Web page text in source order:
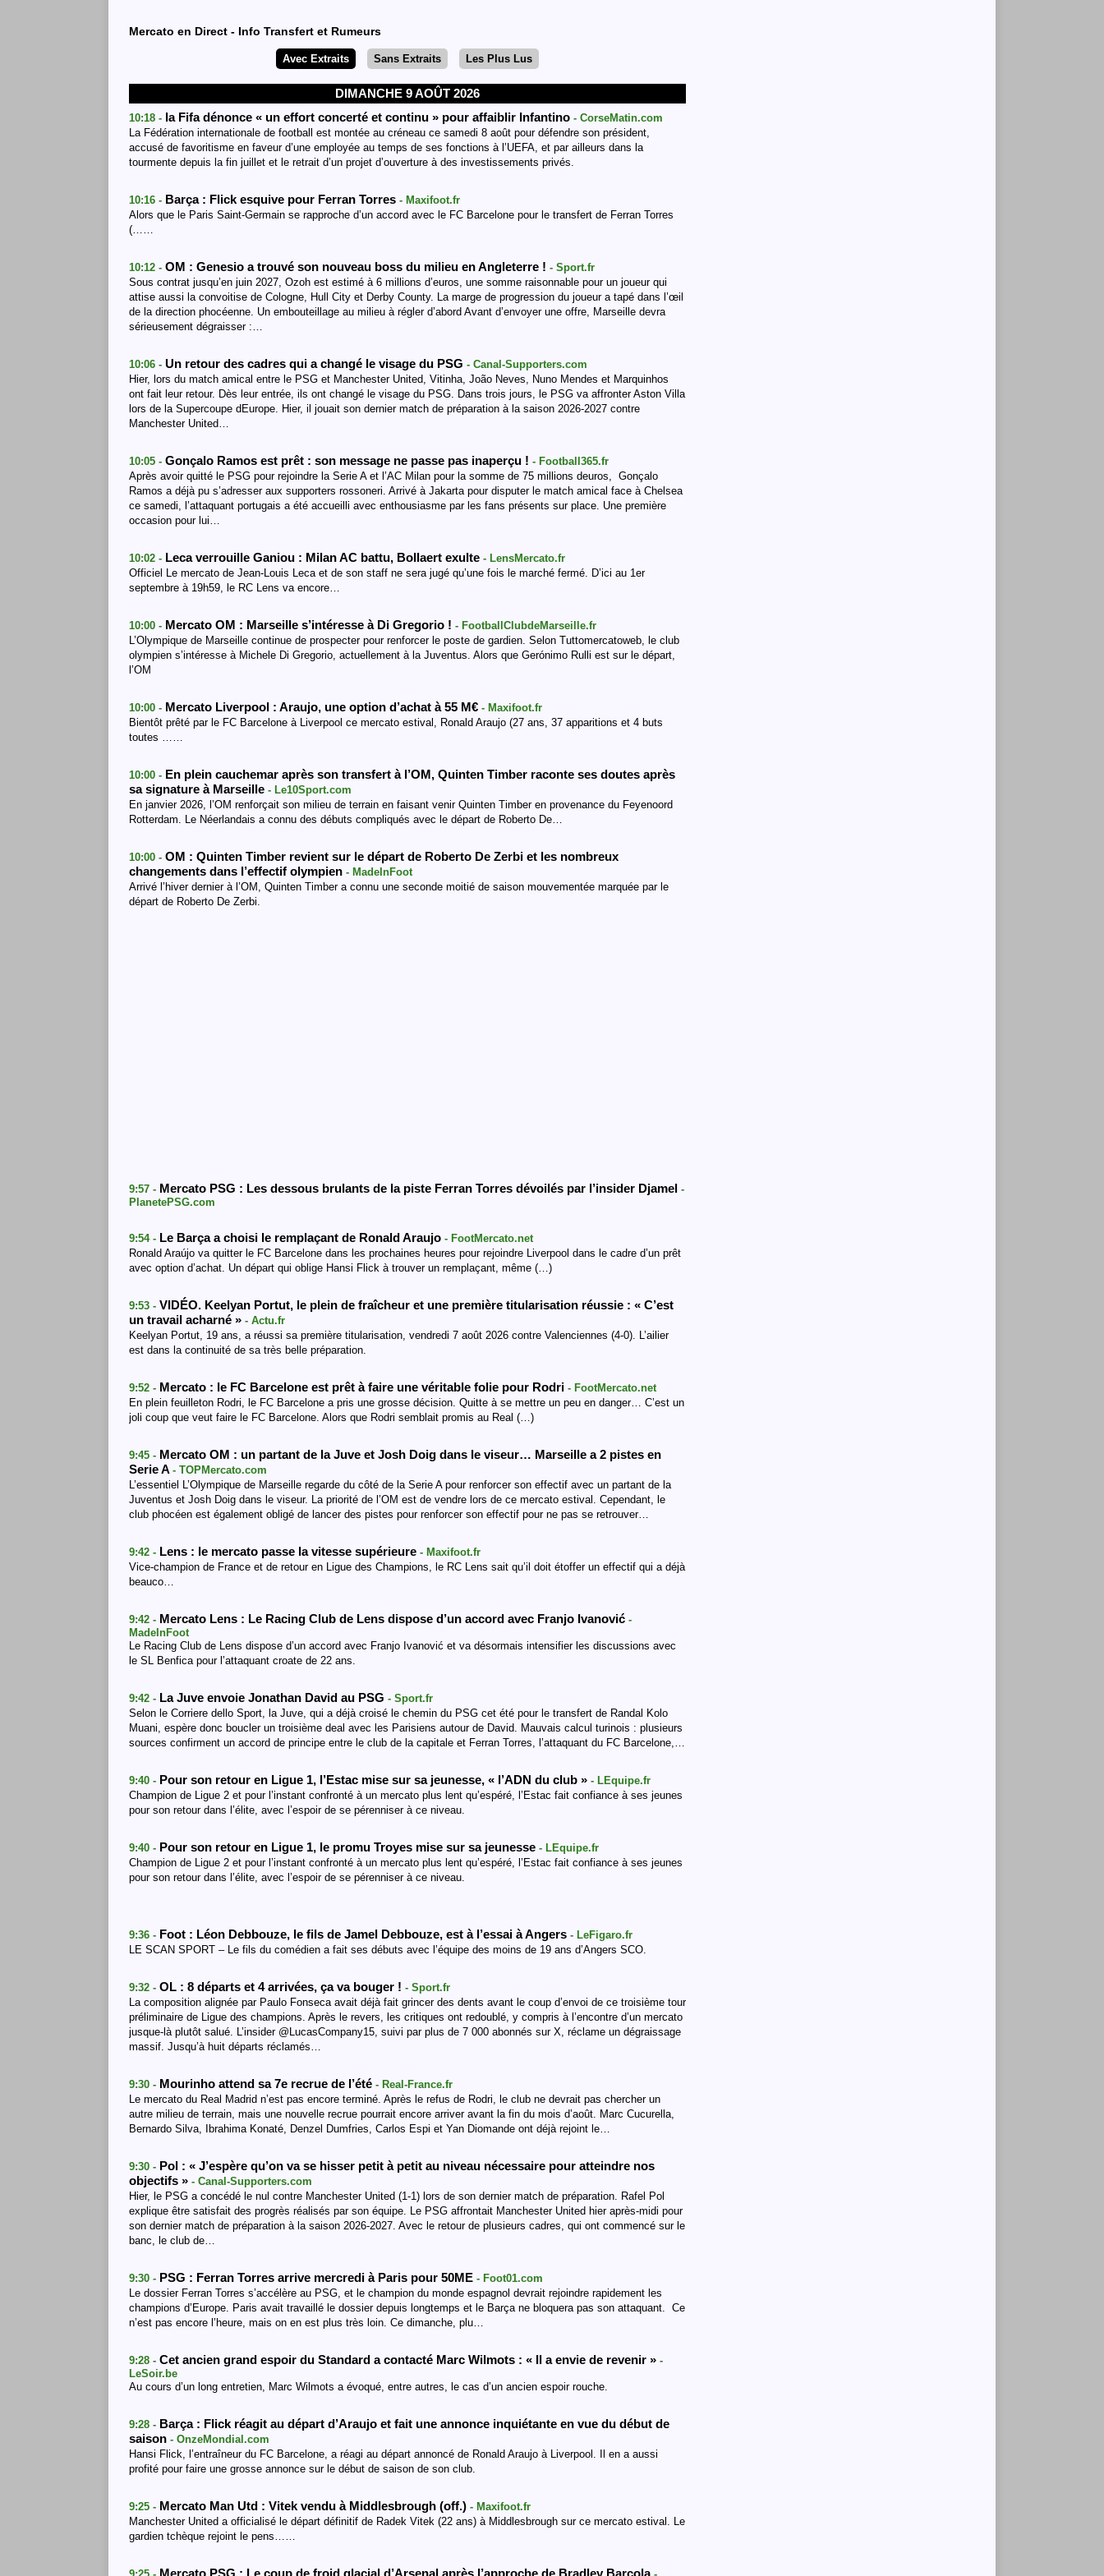
Mercato en Direct - Info Transfert et Rumeurs
Avec Extraits Sans Extraits Les Plus Lus
DIMANCHE 9 AOÛT 2026
10:18 - la Fifa dénonce « un effort concerté et continu » pour affaiblir Infantino - CorseMatin.com
La Fédération internationale de football est montée au créneau ce samedi 8 août pour défendre son président,
accusé de favoritisme en faveur d’une employée au temps de ses fonctions à l’UEFA, et par ailleurs dans la
tourmente depuis la fin juillet et le retrait d’un projet d’ouverture à des investissements privés.
10:16 - Barça : Flick esquive pour Ferran Torres - Maxifoot.fr
Alors que le Paris Saint-Germain se rapproche d’un accord avec le FC Barcelone pour le transfert de Ferran Torres
(……
10:12 - OM : Genesio a trouvé son nouveau boss du milieu en Angleterre ! - Sport.fr
Sous contrat jusqu’en juin 2027, Ozoh est estimé à 6 millions d’euros, une somme raisonnable pour un joueur qui
attise aussi la convoitise de Cologne, Hull City et Derby County. La marge de progression du joueur a tapé dans l’œil
de la direction phocéenne. Un embouteillage au milieu à régler d’abord Avant d’envoyer une offre, Marseille devra
sérieusement dégraisser :…
10:06 - Un retour des cadres qui a changé le visage du PSG - Canal-Supporters.com
Hier, lors du match amical entre le PSG et Manchester United, Vitinha, João Neves, Nuno Mendes et Marquinhos
ont fait leur retour. Dès leur entrée, ils ont changé le visage du PSG. Dans trois jours, le PSG va affronter Aston Villa
lors de la Supercoupe dEurope. Hier, il jouait son dernier match de préparation à la saison 2026-2027 contre
Manchester United…
10:05 - Gonçalo Ramos est prêt : son message ne passe pas inaperçu ! - Football365.fr
Après avoir quitté le PSG pour rejoindre la Serie A et l’AC Milan pour la somme de 75 millions deuros, Gonçalo
Ramos a déjà pu s’adresser aux supporters rossoneri. Arrivé à Jakarta pour disputer le match amical face à Chelsea
ce samedi, l’attaquant portugais a été accueilli avec enthousiasme par les fans présents sur place. Une première
occasion pour lui…
10:02 - Leca verrouille Ganiou : Milan AC battu, Bollaert exulte - LensMercato.fr
Officiel Le mercato de Jean‑Louis Leca et de son staff ne sera jugé qu’une fois le marché fermé. D’ici au 1er
septembre à 19h59, le RC Lens va encore…
10:00 - Mercato OM : Marseille s’intéresse à Di Gregorio ! - FootballClubdeMarseille.fr
L’Olympique de Marseille continue de prospecter pour renforcer le poste de gardien. Selon Tuttomercatoweb, le club
olympien s’intéresse à Michele Di Gregorio, actuellement à la Juventus. Alors que Gerónimo Rulli est sur le départ,
l’OM
10:00 - Mercato Liverpool : Araujo, une option d’achat à 55 M€ - Maxifoot.fr
Bientôt prêté par le FC Barcelone à Liverpool ce mercato estival, Ronald Araujo (27 ans, 37 apparitions et 4 buts
toutes ……
10:00 - En plein cauchemar après son transfert à l’OM, Quinten Timber raconte ses doutes après
sa signature à Marseille - Le10Sport.com
En janvier 2026, l’OM renforçait son milieu de terrain en faisant venir Quinten Timber en provenance du Feyenoord
Rotterdam. Le Néerlandais a connu des débuts compliqués avec le départ de Roberto De…
10:00 - OM : Quinten Timber revient sur le départ de Roberto De Zerbi et les nombreux
changements dans l’effectif olympien - MadeInFoot
Arrivé l’hiver dernier à l’OM, Quinten Timber a connu une seconde moitié de saison mouvementée marquée par le
départ de Roberto De Zerbi.
9:57 - Mercato PSG : Les dessous brulants de la piste Ferran Torres dévoilés par l’insider Djamel -
PlanetePSG.com
9:54 - Le Barça a choisi le remplaçant de Ronald Araujo - FootMercato.net
Ronald Araújo va quitter le FC Barcelone dans les prochaines heures pour rejoindre Liverpool dans le cadre d’un prêt
avec option d’achat. Un départ qui oblige Hansi Flick à trouver un remplaçant, même (…)
9:53 - VIDÉO. Keelyan Portut, le plein de fraîcheur et une première titularisation réussie : « C’est
un travail acharné » - Actu.fr
Keelyan Portut, 19 ans, a réussi sa première titularisation, vendredi 7 août 2026 contre Valenciennes (4-0). L’ailier
est dans la continuité de sa très belle préparation.
9:52 - Mercato : le FC Barcelone est prêt à faire une véritable folie pour Rodri - FootMercato.net
En plein feuilleton Rodri, le FC Barcelone a pris une grosse décision. Quitte à se mettre un peu en danger… C’est un
joli coup que veut faire le FC Barcelone. Alors que Rodri semblait promis au Real (…)
9:45 - Mercato OM : un partant de la Juve et Josh Doig dans le viseur… Marseille a 2 pistes en
Serie A - TOPMercato.com
L’essentiel L’Olympique de Marseille regarde du côté de la Serie A pour renforcer son effectif avec un partant de la
Juventus et Josh Doig dans le viseur. La priorité de l’OM est de vendre lors de ce mercato estival. Cependant, le
club phocéen est également obligé de lancer des pistes pour renforcer son effectif pour ne pas se retrouver…
9:42 - Lens : le mercato passe la vitesse supérieure - Maxifoot.fr
Vice-champion de France et de retour en Ligue des Champions, le RC Lens sait qu’il doit étoffer un effectif qui a déjà
beauco…
9:42 - Mercato Lens : Le Racing Club de Lens dispose d’un accord avec Franjo Ivanović -
MadeInFoot
Le Racing Club de Lens dispose d’un accord avec Franjo Ivanović et va désormais intensifier les discussions avec
le SL Benfica pour l’attaquant croate de 22 ans.
9:42 - La Juve envoie Jonathan David au PSG - Sport.fr
Selon le Corriere dello Sport, la Juve, qui a déjà croisé le chemin du PSG cet été pour le transfert de Randal Kolo
Muani, espère donc boucler un troisième deal avec les Parisiens autour de David. Mauvais calcul turinois : plusieurs
sources confirment un accord de principe entre le club de la capitale et Ferran Torres, l’attaquant du FC Barcelone,…
9:40 - Pour son retour en Ligue 1, l’Estac mise sur sa jeunesse, « l’ADN du club » - LEquipe.fr
Champion de Ligue 2 et pour l’instant confronté à un mercato plus lent qu’espéré, l’Estac fait confiance à ses jeunes
pour son retour dans l’élite, avec l’espoir de se pérenniser à ce niveau.
9:40 - Pour son retour en Ligue 1, le promu Troyes mise sur sa jeunesse - LEquipe.fr
Champion de Ligue 2 et pour l’instant confronté à un mercato plus lent qu’espéré, l’Estac fait confiance à ses jeunes
pour son retour dans l’élite, avec l’espoir de se pérenniser à ce niveau.
9:36 - Foot : Léon Debbouze, le fils de Jamel Debbouze, est à l’essai à Angers - LeFigaro.fr
LE SCAN SPORT – Le fils du comédien a fait ses débuts avec l’équipe des moins de 19 ans d’Angers SCO.
9:32 - OL : 8 départs et 4 arrivées, ça va bouger ! - Sport.fr
La composition alignée par Paulo Fonseca avait déjà fait grincer des dents avant le coup d’envoi de ce troisième tour
préliminaire de Ligue des champions. Après le revers, les critiques ont redoublé, y compris à l’encontre d’un mercato
jusque-là plutôt salué. L’insider @LucasCompany15, suivi par plus de 7 000 abonnés sur X, réclame un dégraissage
massif. Jusqu’à huit départs réclamés…
9:30 - Mourinho attend sa 7e recrue de l’été - Real-France.fr
Le mercato du Real Madrid n’est pas encore terminé. Après le refus de Rodri, le club ne devrait pas chercher un
autre milieu de terrain, mais une nouvelle recrue pourrait encore arriver avant la fin du mois d’août. Marc Cucurella,
Bernardo Silva, Ibrahima Konaté, Denzel Dumfries, Carlos Espi et Yan Diomande ont déjà rejoint le…
9:30 - Pol : « J’espère qu’on va se hisser petit à petit au niveau nécessaire pour atteindre nos
objectifs » - Canal-Supporters.com
Hier, le PSG a concédé le nul contre Manchester United (1-1) lors de son dernier match de préparation. Rafel Pol
explique être satisfait des progrès réalisés par son équipe. Le PSG affrontait Manchester United hier après-midi pour
son dernier match de préparation à la saison 2026-2027. Avec le retour de plusieurs cadres, qui ont commencé sur le
banc, le club de…
9:30 - PSG : Ferran Torres arrive mercredi à Paris pour 50ME - Foot01.com
Le dossier Ferran Torres s’accélère au PSG, et le champion du monde espagnol devrait rejoindre rapidement les
champions d’Europe. Paris avait travaillé le dossier depuis longtemps et le Barça ne bloquera pas son attaquant. Ce
n’est pas encore l’heure, mais on en est plus très loin. Ce dimanche, plu…
9:28 - Cet ancien grand espoir du Standard a contacté Marc Wilmots : « Il a envie de revenir » -
LeSoir.be
Au cours d’un long entretien, Marc Wilmots a évoqué, entre autres, le cas d’un ancien espoir rouche.
9:28 - Barça : Flick réagit au départ d’Araujo et fait une annonce inquiétante en vue du début de
saison - OnzeMondial.com
Hansi Flick, l’entraîneur du FC Barcelone, a réagi au départ annoncé de Ronald Araujo à Liverpool. Il en a aussi
profité pour faire une grosse annonce sur le début de saison de son club.
9:25 - Mercato Man Utd : Vitek vendu à Middlesbrough (off.) - Maxifoot.fr
Manchester United a officialisé le départ définitif de Radek Vitek (22 ans) à Middlesbrough sur ce mercato estival. Le
gardien tchèque rejoint le pens……